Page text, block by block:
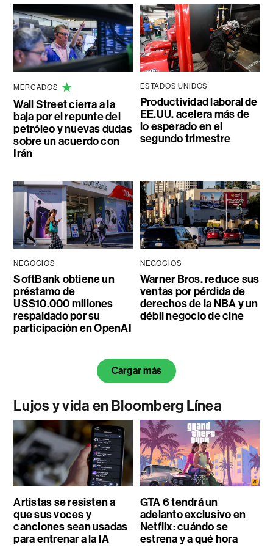
MERCADOS
Wall Street cierra a la
baja por el repunte del
petróleo y nuevas dudas
sobre un acuerdo con
Irán
ESTADOS UNIDOS
Productividad laboral de
EE.UU. acelera más de
lo esperado en el
segundo trimestre
NEGOCIOS
SoftBank obtiene un
préstamo de
US$10.000 millones
respaldado por su
participación en OpenAI
NEGOCIOS
Warner Bros. reduce sus
ventas por pérdida de
derechos de la NBA y un
débil negocio de cine
Cargar más
Lujos y vida en Bloomberg Línea
Artistas se resisten a
que sus voces y
canciones sean usadas
para entrenar a la IA
GTA 6 tendrá un
adelanto exclusivo en
Netflix: cuándo se
estrena y a qué hora